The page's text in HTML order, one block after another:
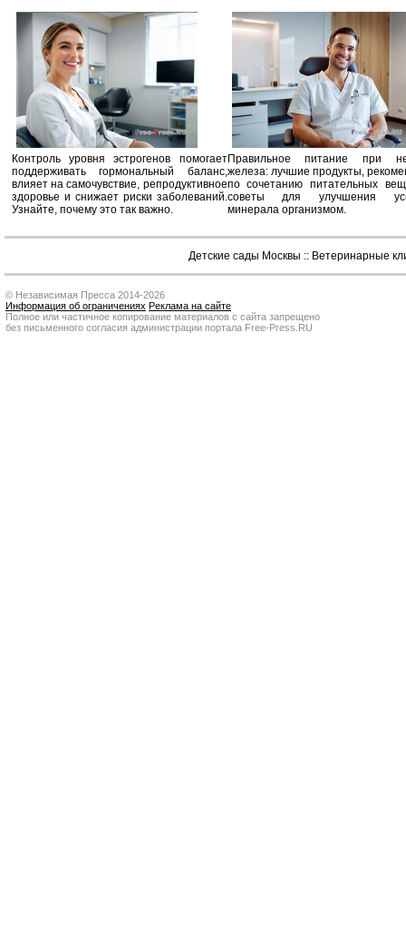
Контроль уровня эстрогенов помогает
поддерживать гормональный баланс,
влияет на самочувствие, репродуктивное
здоровье и снижает риски заболеваний.
Узнайте, почему это так важно.
Правильное питание при
железа: лучшие продукты,
по сочетанию питательных
советы для улучшения
минерала организмом.
Детские сады Москвы :: Ветеринарные
© Независимая Пресса 2014-2026
Информация об ограничениях Реклама на сайте
Полное или частичное копирование материалов с сайта запрещено
без письменного согласия администрации портала Free-Press.RU